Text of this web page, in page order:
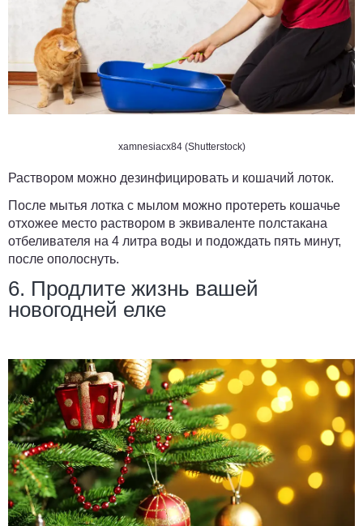
xamnesiacx84 (Shutterstock)
Раствором можно дезинфицировать и кошачий лоток.
После мытья лотка с мылом можно протереть кошачье
отхожее место раствором в эквиваленте полстакана
отбеливателя на 4 литра воды и подождать пять минут,
после ополоснуть.
6. Продлите жизнь вашей
новогодней елке